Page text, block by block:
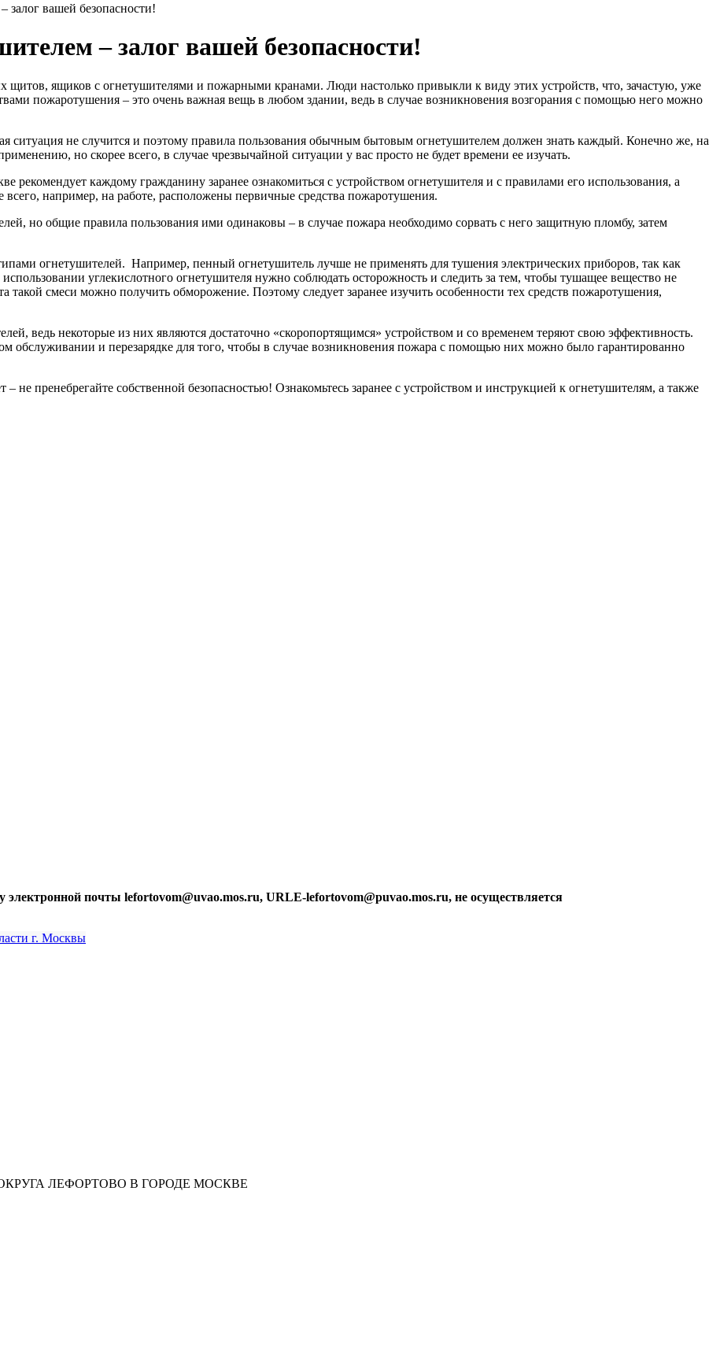
залог вашей безопасности!
– залог вашей безопасности!
ящиков с огнетушителями и пожарными кранами. Люди настолько привыкли к виду этих устройств, что, зачастую, уже
пожаротушения – это очень важная вещь в любом здании, ведь в случае возникновения возгорания с помощью него можно
ситуация не случится и поэтому правила пользования обычным бытовым огнетушителем должен знать каждый. Конечно же, на
но скорее всего, в случае чрезвычайной ситуации у вас просто не будет времени ее изучать.
каждому гражданину заранее ознакомиться с устройством огнетушителя и с правилами его использования, а
например, на работе, расположены первичные средства пожаротушения.
но общие правила пользования ими одинаковы – в случае пожара необходимо сорвать с него защитную пломбу, затем
огнетушителей. Например, пенный огнетушитель лучше не применять для тушения электрических приборов, так как
углекислотного огнетушителя нужно соблюдать осторожность и следить за тем, чтобы тушащее вещество не
такой смеси можно получить обморожение. Поэтому следует заранее изучить особенности тех средств пожаротушения,
ведь некоторые из них являются достаточно «скоропортящимся» устройством и со временем теряют свою эффективность.
обслуживании и перезарядке для того, чтобы в случае возникновения пожара с помощью них можно было гарантированно
пренебрегайте собственной безопасностью! Ознакомьтесь заранее с устройством и инструкцией к огнетушителям, а также
почты lefortovom@uvao.mos.ru, URLE-lefortovom@puvao.mos.ru, не осуществляется
ЛЕФОРТОВО В ГОРОДЕ МОСКВЕ